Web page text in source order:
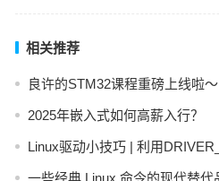
相关推荐
良许的STM32课程重磅上线啦～
2025年嵌入式如何高薪入行？
Linux驱动小技巧 | 利用
一些经典 Linux 命令的现代替代